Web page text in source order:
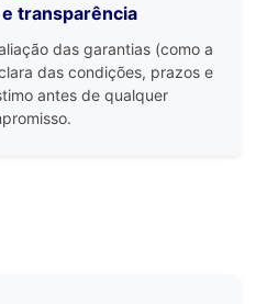
transparência
das garantias (como a
das condições, prazos e
antes de qualquer